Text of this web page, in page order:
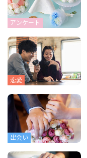
アンケート
恋愛
出会い